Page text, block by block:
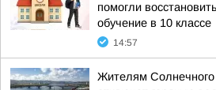
помогли
обучение в 10 классе
14:57
Жителям